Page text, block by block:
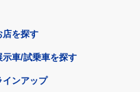
店を探す
示車/試乗車を探す
インアップ